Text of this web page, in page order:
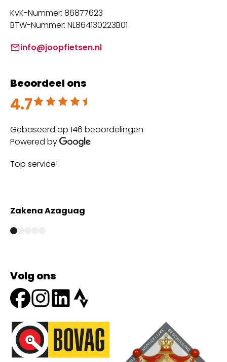
KvK-Nummer: 86877623
BTW-Nummer: NL864130223B01
info@joopfietsen.nl
Beoordeel ons
4.7
Beoordeeld met 4.7 uit 5
Gebaseerd op 146 beoordelingen
Powered by
Top service!
Zakena Azaguag
Volg ons
Onze partners